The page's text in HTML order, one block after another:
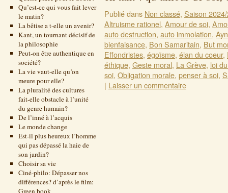
Qu’est-ce qui vous fait lever
le matin?
La bêtise a t-elle un avenir?
Kant, un tournant décisif de
la philosophie
Peut-on être authentique en
société?
La vie vaut-elle qu’on
meure pour elle?
La pluralité des cultures
fait-elle obstacle à l’unité
du genre humain?
De l’inné à l’acquis
Le monde change
Est-il plus heureux l’homme
qui pas dépassé la haie de
son jardin?
Choisir sa vie
Ciné-philo: Dépasser nos
différences? d’après le film:
Green book
Publié dans Non classé, Saison
Altruisme rationel, Amour de soi,
auto destruction, auto immolation,
bienfaisance, Bon Samaritain, But
Effondristes, égoïsme, élan du coeur,
éthique, Geste moral, La Grève, loi
soi, Obligation morale, penser à soi,
| Laisser un commentaire